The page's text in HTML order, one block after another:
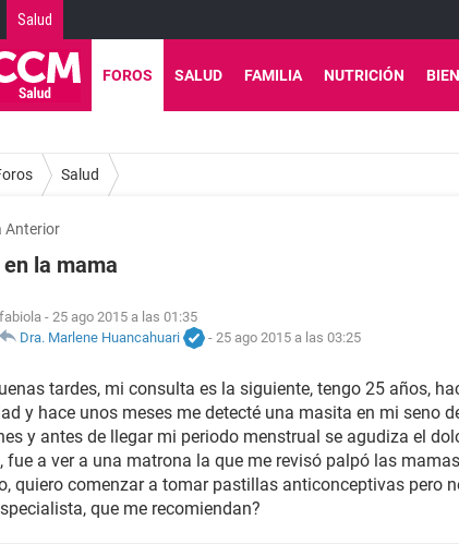
Salud
FOROS SALUD FAMILIA NUTRICIÓN
Salud
Anterior
la mama
fabiola - 25 ago 2015 a las 01:35
Dra. Marlene Huancahuari
- 25 ago 2015 a las 03:25
tardes, mi consulta es la siguiente, tengo 25 años,
y hace unos meses me detecté una masita en mi seno
y antes de llegar mi periodo menstrual se agudiza el
fue a ver a una matrona la que me revisó palpó las
quiero comenzar a tomar pastillas anticonceptivas pero
que me recomiendan?